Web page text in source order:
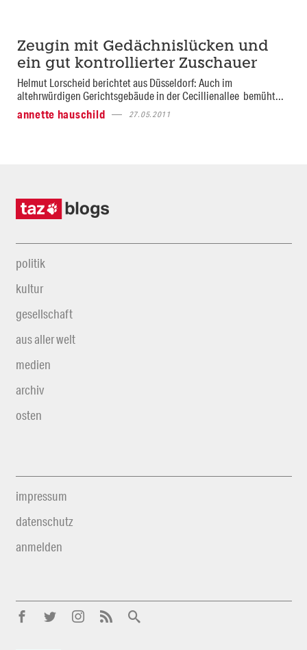
Zeugin mit Gedächnislücken und
ein gut kontrollierter Zuschauer
Helmut Lorscheid berichtet aus Düsseldorf: Auch im
altehrwürdigen Gerichtsgebäude in der Cecillienallee bemüht...
annette hauschild
27.05.2011
politik
kultur
gesellschaft
aus aller welt
medien
archiv
osten
impressum
datenschutz
anmelden